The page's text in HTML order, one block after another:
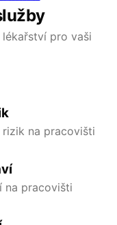
pro vaši
na pracovišti
na pracovišti